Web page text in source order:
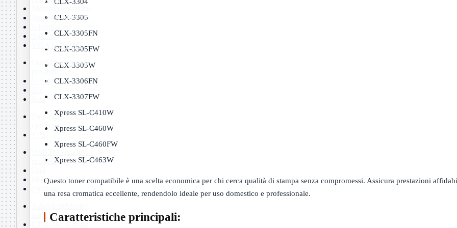
Maschio-Maschio
Splitter
VGA to HDMI
DatiMostra tutti i
E-Sata
Sata
ProlungaMostra tutti
i prodotti
prodotti
Micro
tutti i prodotti
CDROM to Hard
CLX-3305
CLX-3305FN
CLX-3305FW
CLX-3305W
CLX-3306FN
CLX-3307FW
Xpress SL-C410W
Xpress SL-C460W
Xpress SL-C460FW
Xpress SL-C463W
Questo toner compatibile è una scelta economica per chi cerca qualità di stampa senza compromessi. Assicura prestazioni
una resa cromatica eccellente, rendendolo ideale per uso domestico e professionale.
Caratteristiche principali: